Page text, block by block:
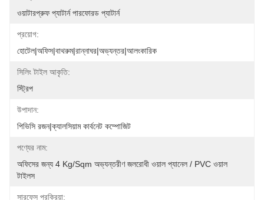
ওয়াটারপ্রুফ প্যাটার্ন পারফোরড প্যাটার্ন
প্রয়োগ:
হোটেল|অফিস|বাথরুম|রান্নাঘর|অভ্যন্তর|আলংকারিক
সিলিং টাইল আকৃতি:
স্ট্রিপ
উপাদান:
পিভিসি রজন|ক্যালসিয়াম কার্বনেট কম্পোজিট
পণ্যের নাম:
অফিসের জন্য 4 Kg/sqm অভ্যন্তরীণ জলরোধী ওয়াল প্যানেল / PVC ওয়াল
টাইলস
সারফেস প্রক্রিয়া: